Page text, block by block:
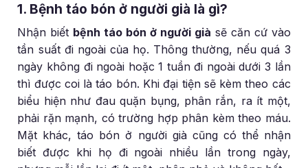
1. Bệnh táo bón ở người già là gì?
Nhận biết bệnh táo bón ở người già sẽ căn cứ vào
tần suất đi ngoài của họ. Thông thường, nếu quá 3
ngày không đi ngoài hoặc 1 tuần đi ngoài dưới 3 lần
thì được coi là táo bón. Khi đại tiện sẽ kèm theo các
biểu hiện như đau quặn bụng, phân rắn, ra ít một,
phải rặn mạnh, có trường hợp phân kèm theo máu.
Mặt khác, táo bón ở người già cũng có thể nhận
biết được khi họ đi ngoài nhiều lần trong ngày,